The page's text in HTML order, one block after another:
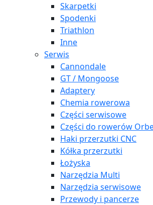
Skarpetki
Spodenki
Triathlon
Inne
Serwis
Cannondale
GT / Mongoose
Adaptery
Chemia rowerowa
Części serwisowe
Części do rowerów
Haki przerzutki CNC
Kółka przerzutki
Łożyska
Narzędzia Multi
Narzędzia serwisowe
Przewody i pancerze